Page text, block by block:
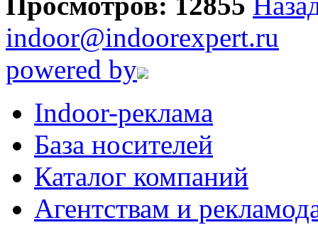
indoor@indoorexpert.ru
powered by
Indoor-реклама
База носителей
Каталог компаний
Агентствам и